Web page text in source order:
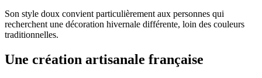
Son style doux convient particulièrement aux personnes qui
recherchent une décoration hivernale différente, loin des couleurs
traditionnelles.
Une création artisanale française